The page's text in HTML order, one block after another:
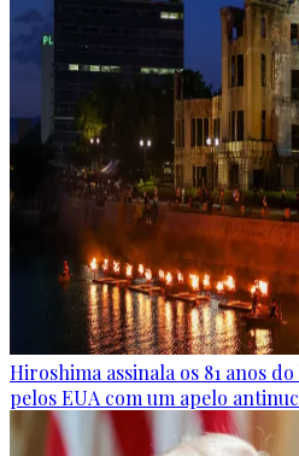
Hiroshima assinala os 81 anos
pelos EUA com um apelo